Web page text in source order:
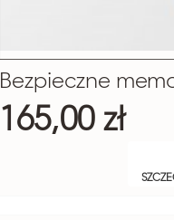
Bezpieczne
165,00 zł